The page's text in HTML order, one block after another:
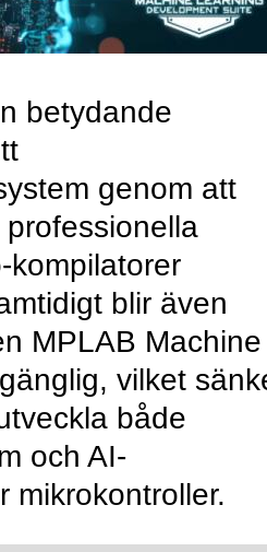
betydande
genom att
kompilatorer
blir även
MPLAB Machine
vilket
både
och AI-
mikrokontroller.